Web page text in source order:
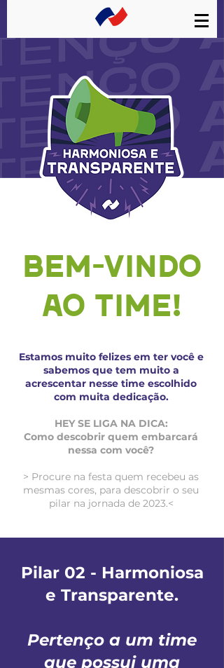
BEM-VINDO
AO TIME!
Estamos muito felizes em ter você e
sabemos que tem muito a
acrescentar nesse time escolhido
com muita dedicação.
HEY SE LIGA NA DICA:
Como descobrir quem embarcará
nessa com você?
> Procure na festa quem recebeu as
mesmas cores, para descobrir o seu
pilar na jornada de 2023.<
Pilar 02 - Harmoniosa
e Transparente.
Pertenço a um time
que possui uma